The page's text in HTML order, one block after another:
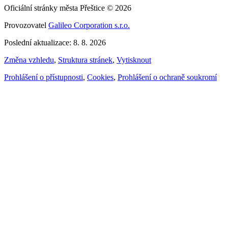
Oficiální stránky města Přeštice © 2026
Provozovatel Galileo Corporation s.r.o.
Poslední aktualizace: 8. 8. 2026
Změna vzhledu, Struktura stránek, Vytisknout
Prohlášení o přístupnosti, Cookies, Prohlášení o ochraně soukromí